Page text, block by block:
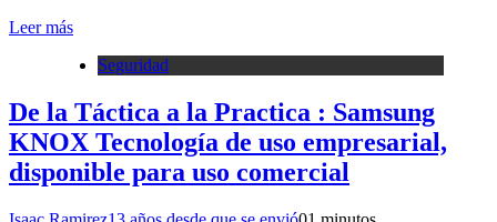
Leer más
Seguridad
De la Táctica a la Practica : Samsung
KNOX Tecnología de uso empresarial,
disponible para uso comercial